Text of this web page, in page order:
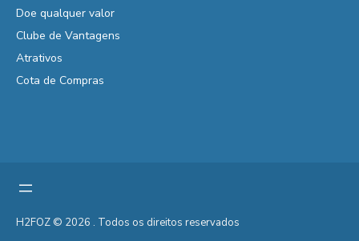
Doe qualquer valor
Clube de Vantagens
Atrativos
Cota de Compras
H2FOZ © 2026 . Todos os direitos reservados